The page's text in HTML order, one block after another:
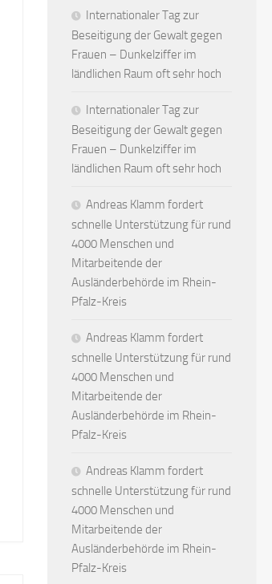
Internationaler Tag zur
Beseitigung der Gewalt gegen
Frauen – Dunkelziffer im
ländlichen Raum oft sehr hoch
Internationaler Tag zur
Beseitigung der Gewalt gegen
Frauen – Dunkelziffer im
ländlichen Raum oft sehr hoch
Andreas Klamm fordert
schnelle Unterstützung für rund
4000 Menschen und
Mitarbeitende der
Ausländerbehörde im Rhein-
Pfalz-Kreis
Andreas Klamm fordert
schnelle Unterstützung für rund
4000 Menschen und
Mitarbeitende der
Ausländerbehörde im Rhein-
Pfalz-Kreis
Andreas Klamm fordert
schnelle Unterstützung für rund
4000 Menschen und
Mitarbeitende der
Ausländerbehörde im Rhein-
Pfalz-Kreis